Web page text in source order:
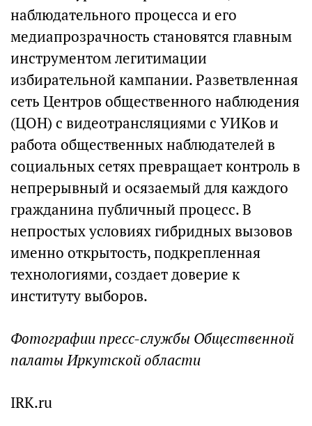
наблюдательного процесса и его
медиапрозрачность становятся главным
инструментом легитимации
избирательной кампании. Разветвленная
сеть Центров общественного наблюдения
(ЦОН) с видеотрансляциями с УИКов и
работа общественных наблюдателей в
социальных сетях превращает контроль в
непрерывный и осязаемый для каждого
гражданина публичный процесс. В
непростых условиях гибридных вызовов
именно открытость, подкрепленная
технологиями, создает доверие к
институту выборов.
Фотографии пресс-службы Общественной
палаты Иркутской области
IRK.ru